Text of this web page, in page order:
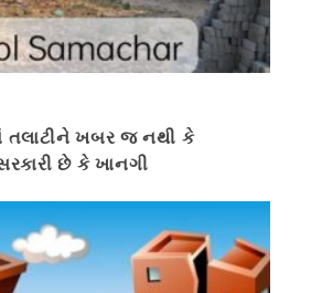
તલાટીને ખબર જ નથી કે
છે કે ખાનગી